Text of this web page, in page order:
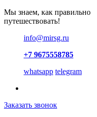
Мы знаем, как правильно
путешествовать!
info@mirsg.ru
+7 9675558785
whatsapp telegram
Заказать звонок